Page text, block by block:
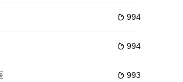
案。未料，坠楼案又发，被击毙的“红手
指制药厂领导——许成梁、段志刚和杜斌，但因证据
 994
 994
 993